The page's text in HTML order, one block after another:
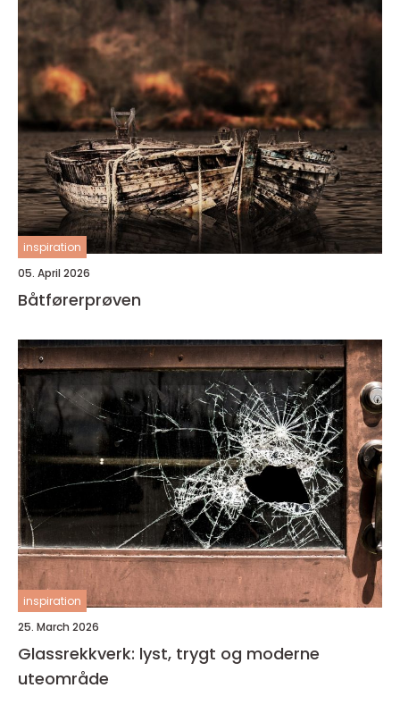
inspiration
05. April 2026
Båtførerprøven
inspiration
25. March 2026
Glassrekkverk: lyst, trygt og moderne
uteområde